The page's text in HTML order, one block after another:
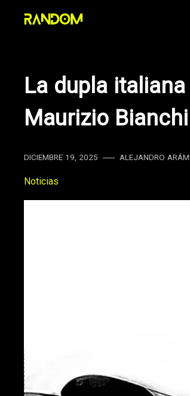
La dupla
Maurizio
DICIEMBRE 19, 2025 ALEJANDRO
Noticias